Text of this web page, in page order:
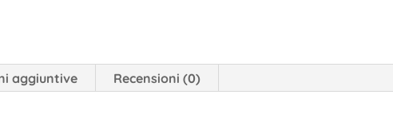
aggiuntive Recensioni (0)